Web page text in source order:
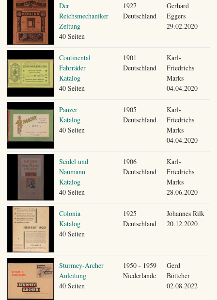
Der
Reichsmechaniker
Zeitung
40 Seiten
1927
Deutschland
Gerhard
Eggers
29.02.2020
Continental
Fahrräder
Katalog
40 Seiten
1901
Deutschland
Karl-
Friedrichs
Marks
04.04.2020
Panzer
Katalog
40 Seiten
1905
Deutschland
Karl-
Friedrichs
Marks
04.04.2020
Seidel und
Naumann
Katalog
40 Seiten
1906
Deutschland
Karl-
Friedrichs
Marks
28.06.2020
Colonia
Katalog
40 Seiten
1925
Deutschland
Johannes Rilk
20.12.2020
Sturmey-Archer
Anleitung
40 Seiten
1950 - 1959
Niederlande
Gerd
Böttcher
02.08.2022